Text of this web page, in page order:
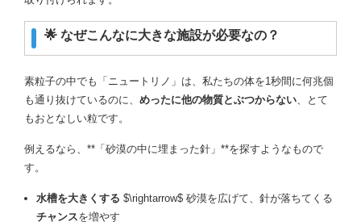
🌟 なぜこんなに大きな施設が必要なの？
素粒子の中でも「ニュートリノ」は、私たちの体を1秒間に何兆個
も通り抜けているのに、 めったに他の物質とぶつからない 、とて
もおとなしい粒です。
例えるなら、**「砂漠の中に埋まった針」**を探すようなもので
す。
水槽を大きくする $\rightarrow$ 砂漠を広げて、針が落ちてくる
チャンスを増やす